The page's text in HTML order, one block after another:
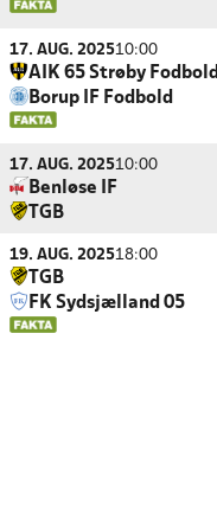
17. AUG. 202510:00
AIK 65 Strøby Fodbold
Borup IF Fodbold
17. AUG. 202510:00
Benløse IF
TGB
19. AUG. 202518:00
TGB
FK Sydsjælland 05